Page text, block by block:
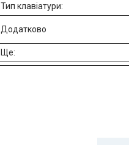
Тип клавіатури:
Додатково
Ще: